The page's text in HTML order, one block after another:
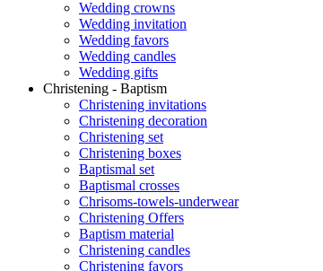
Wedding crowns
Wedding invitation
Wedding favors
Wedding candles
Wedding gifts
Christening - Baptism
Christening invitations
Christening decoration
Christening set
Christening boxes
Baptismal set
Baptismal crosses
Chrisoms-towels-underwear
Christening Offers
Baptism material
Christening candles
Christening favors